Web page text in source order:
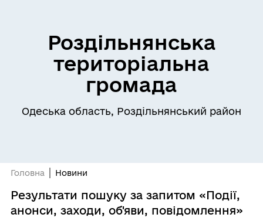
Роздільнянська
територіальна
громада
Одеська область, Роздільнянський район
Головна Новини
Результати пошуку за запитом «Події,
анонси, заходи, об'яви, повідомлення»